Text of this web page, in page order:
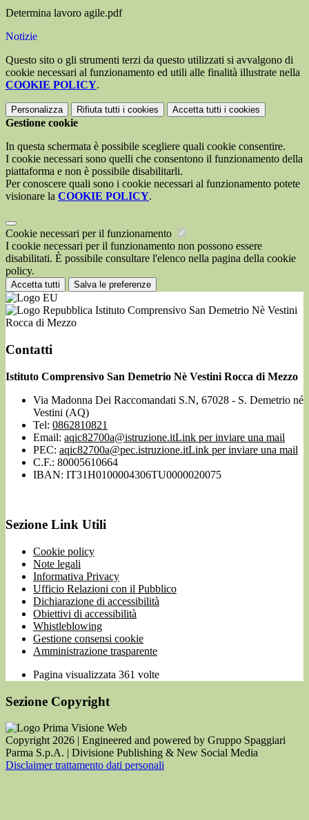
Determina lavoro agile.pdf
Notizie
Questo sito o gli strumenti terzi da questo utilizzati si avvalgono di
cookie necessari al funzionamento ed utili alle finalità illustrate nella
COOKIE POLICY.
Personalizza Rifiuta tutti i cookies Accetta tutti i cookies
Gestione cookie
In questa schermata è possibile scegliere quali cookie consentire.
I cookie necessari sono quelli che consentono il funzionamento della
piattaforma e non è possibile disabilitarli.
Per conoscere quali sono i cookie necessari al funzionamento potete
visionare la COOKIE POLICY.
Cookie necessari per il funzionamento
I cookie necessari per il funzionamento non possono essere
disabilitati. È possibile consultare l'elenco nella pagina della cookie
policy.
Accetta tutti Salva le preferenze
Istituto Comprensivo San Demetrio Nè Vestini
Rocca di Mezzo
Contatti
Istituto Comprensivo San Demetrio Nè Vestini Rocca di Mezzo
Via Madonna Dei Raccomandati S.N, 67028 - S. Demetrio né
Vestini (AQ)
Tel: 0862810821
Email: aqic82700a@istruzione.itLink per inviare una mail
PEC: aqic82700a@pec.istruzione.itLink per inviare una mail
C.F.: 80005610664
IBAN: IT31H0100004306TU0000020075
Sezione Link Utili
Cookie policy
Note legali
Informativa Privacy
Ufficio Relazioni con il Pubblico
Dichiarazione di accessibilità
Obiettivi di accessibilità
Whistleblowing
Gestione consensi cookie
Amministrazione trasparente
Pagina visualizzata 361 volte
Sezione Copyright
Copyright 2026 | Engineered and powered by Gruppo Spaggiari
Parma S.p.A. | Divisione Publishing & New Social Media
Disclaimer trattamento dati personali